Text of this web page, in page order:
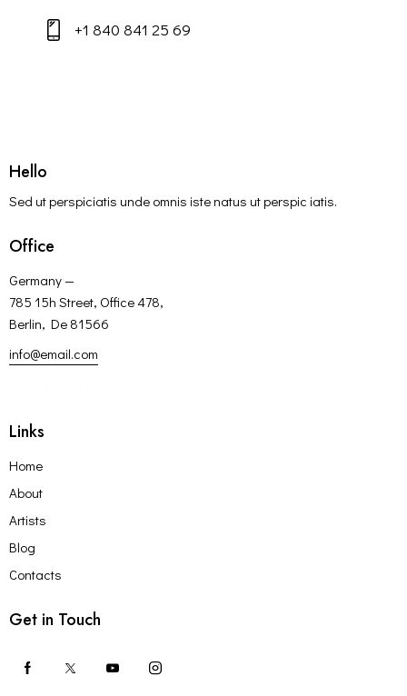
+1 840 841 25 69
Hello
Sed ut perspiciatis unde omnis iste natus ut perspic iatis.
Office
Germany —
785 15h Street, Office 478,
Berlin, De 81566
info@email.com
Links
Home
About
Artists
Blog
Contacts
Get in Touch